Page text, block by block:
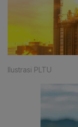
Ilustrasi PLTU